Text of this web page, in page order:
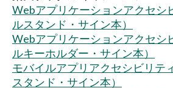
Webアプリケーションアクセシ
ルスタンド・サイン本）
Webアプリケーションアクセシ
ルキーホルダー・サイン本）
モバイルアプリアクセシビリテ
スタンド・サイン本）